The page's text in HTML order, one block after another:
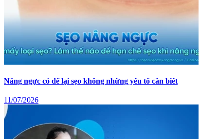
Nâng ngực có để lại sẹo không những yếu tố cần biết
11/07/2026